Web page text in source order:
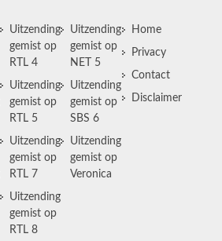
Uitzending
gemist op
RTL 4
Uitzending
gemist op
RTL 5
Uitzending
gemist op
RTL 7
Uitzending
gemist op
RTL 8
Uitzending
gemist op
NET 5
Uitzending
gemist op
SBS 6
Uitzending
gemist op
Veronica
Home
Privacy
Contact
Disclaimer